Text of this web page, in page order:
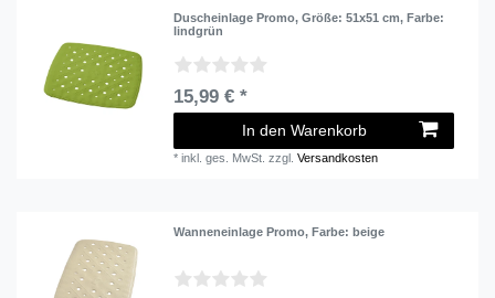
Duscheinlage Promo, Größe: 51x51 cm, Farbe:
lindgrün
15,99 € *
In den Warenkorb
*inkl. ges. MwSt. zzgl.Versandkosten
Wanneneinlage Promo, Farbe: beige